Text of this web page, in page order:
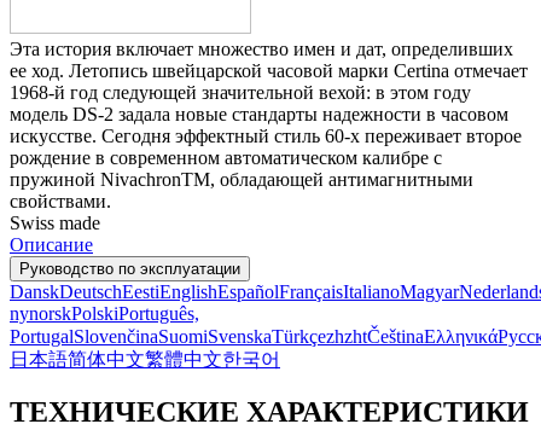
Эта история включает множество имен и дат, определивших
ее ход. Летопись швейцарской часовой марки Certina отмечает
1968-й год следующей значительной вехой: в этом году
модель DS-2 задала новые стандарты надежности в часовом
искусстве. Сегодня эффектный стиль 60-х переживает второе
рождение в современном автоматическом калибре с
пружиной NivachronTM, обладающей антимагнитными
свойствами.
Swiss made
Описание
Руководство по эксплуатации
DanskDeutschEestiEnglishEspañolFrançaisItalianoMagyar
nynorskPolskiPortuguês,
PortugalSlovenčinaSuomiSvenskaTürkçezhzhtČeštinaΕλληνικά
日本語简体中文繁體中文한국어
ТЕХНИЧЕСКИЕ ХАРАКТЕРИСТИКИ